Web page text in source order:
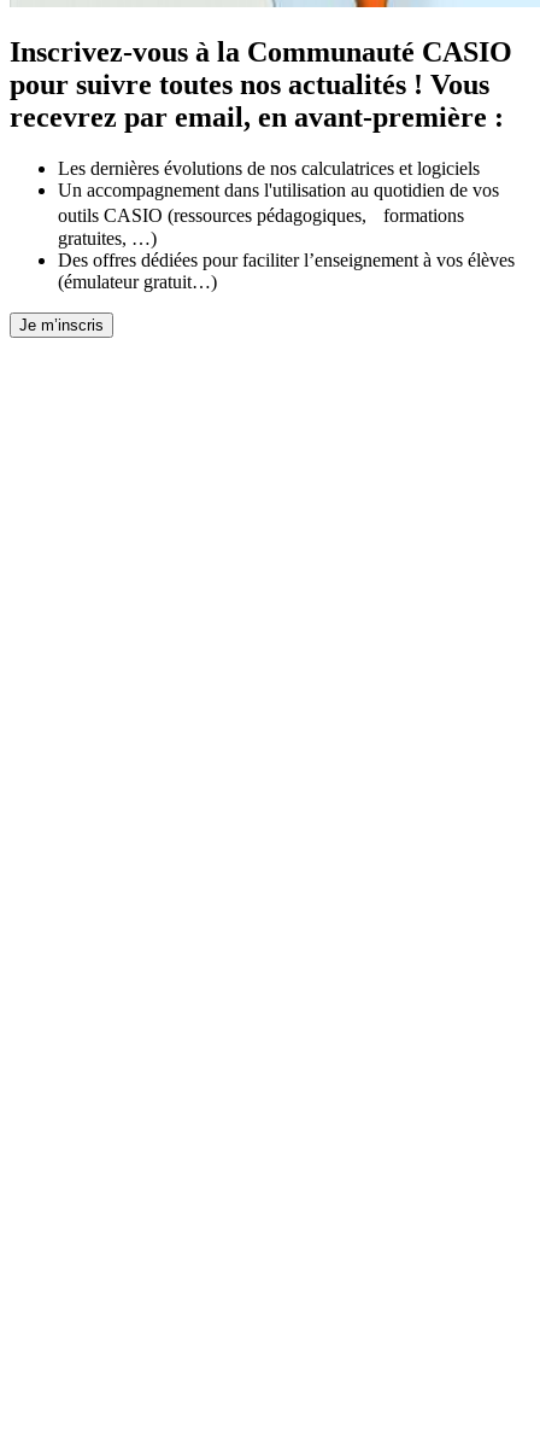
Inscrivez-vous à la Communauté CASIO
pour suivre toutes nos actualités ! Vous
recevrez par email, en avant-première :
Les dernières évolutions de nos calculatrices et logiciels
Un accompagnement dans l'utilisation au quotidien de vos
outils CASIO (ressources pédagogiques, formations
gratuites, …)
Des offres dédiées pour faciliter l’enseignement à vos élèves
(émulateur gratuit…)
Je m’inscris